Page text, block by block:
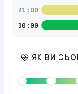
21:00
00:00
ЯК ВИ